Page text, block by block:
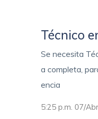
Técnico
Se necesita
a completa,
encia
5:25 p.m. 07/